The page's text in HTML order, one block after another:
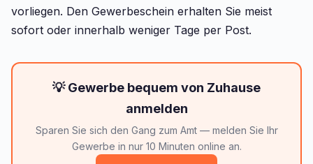
vorliegen. Den Gewerbeschein erhalten Sie meist
sofort oder innerhalb weniger Tage per Post.
💡 Gewerbe bequem von Zuhause
anmelden
Sparen Sie sich den Gang zum Amt — melden Sie Ihr
Gewerbe in nur 10 Minuten online an.